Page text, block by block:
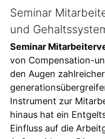
Seminar
und
Seminar
von Compensation-
den Augen
Instrument zur
hinaus hat ein
Einfluss auf die